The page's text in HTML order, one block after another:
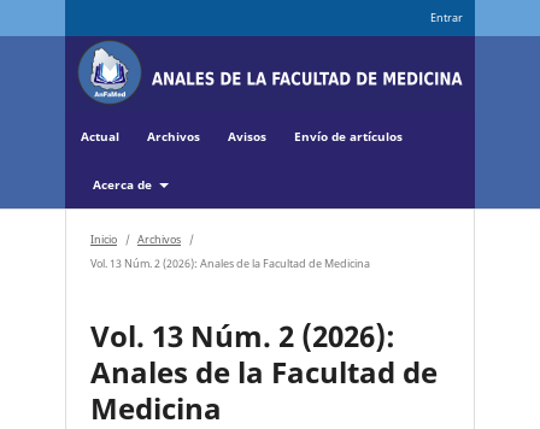
Actual Archivos Avisos Envío de artículos
Acerca de
Entrar
Inicio / Archivos
/
Vol. 13 Núm. 2 (2026): Anales de la Facultad de Medicina
Vol. 13 Núm. 2 (2026):
Anales de la Facultad de
Medicina